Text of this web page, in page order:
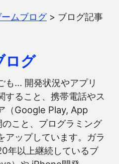
ムブログ> ブログ記事
ログ
も… 開発状況やアプリ
すること、携帯電話やス
（Google Play, App
こと、プログラミング
アップしています。ガラ
年以上継続しているブ